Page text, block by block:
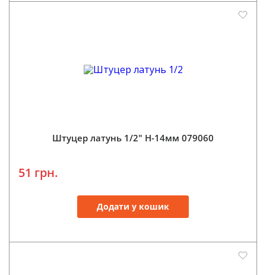
Штуцер латунь 1/2" Н-14мм 079060
51 грн.
Додати у кошик